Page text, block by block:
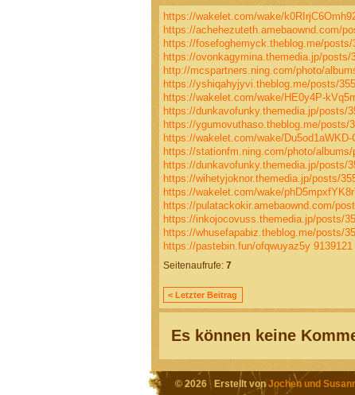
https://wakelet.com/wake/
https://achehezuteth.amebaownd.com/
https://fosefoghemyck.theblog.me/posts/
https://ovonkagymina.themedia.jp/posts/
http://mcspartners.ning.com/photo/
https://yshiqahyjyvi.theblog.me/posts/
https://wakelet.com/wake/HE0y4P-
https://dunkavofunky.themedia.jp/posts/
https://ygumovuthaso.theblog.me/posts/
https://wakelet.com/wake/Du5od1aWKD-
https://stationfm.ning.com/photo/albums/
https://dunkavofunky.themedia.jp/posts/
https://wihetyjoknor.themedia.jp/posts/
https://wakelet.com/wake/
https://pulatackokir.amebaownd.com/
https://inkojocovuss.themedia.jp/posts/
https://whusefapabiz.theblog.me/posts/
https://pastebin.fun/ofqwuyaz5y 9139121
Seitenaufrufe: 7
< Letzter Beitrag
Es können keine
© 2026 Erstellt vonJochen und